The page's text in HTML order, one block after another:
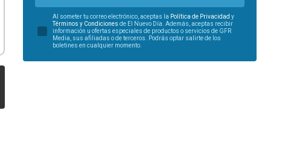
Al someter tu correo electrónico, aceptas la Política de Privacidad y
Términos y Condiciones de El Nuevo Día. Además, aceptas recibir
información u ofertas especiales de productos o servicios de GFR
Media, sus afiliadas o de terceros. Podrás optar salirte de los
boletines en cualquier momento.